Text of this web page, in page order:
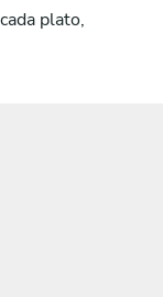
plato,